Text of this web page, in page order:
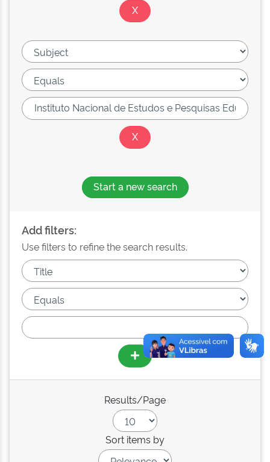
Start a new search
Add filters:
Use filters to refine the search results.
Results/Page
Sort items by